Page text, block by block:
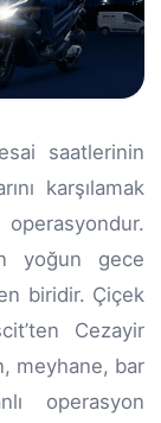
saatlerinin
karşılamak
yoğun gece
biridir. Çiçek
Cezayir
meyhane, bar
operasyon